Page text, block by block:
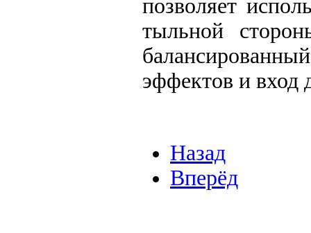
позволяет
тыльной
эффектов и вход
Назад
Вперёд